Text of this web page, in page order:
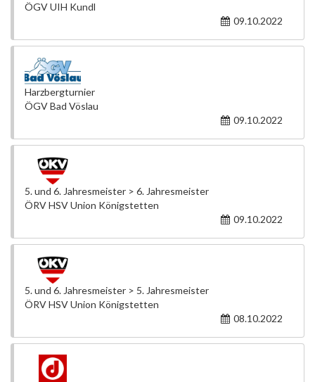
ÖGV UIH Kundl
09.10.2022
Harzbergturnier
ÖGV Bad Vöslau
09.10.2022
5. und 6. Jahresmeister > 6. Jahresmeister
ÖRV HSV Union Königstetten
09.10.2022
5. und 6. Jahresmeister > 5. Jahresmeister
ÖRV HSV Union Königstetten
08.10.2022